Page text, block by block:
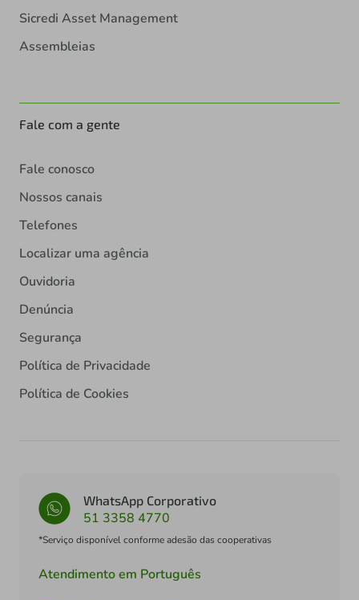
Sicredi Asset Management
Assembleias
Fale com a gente
Fale conosco
Nossos canais
Telefones
Localizar uma agência
Ouvidoria
Denúncia
Segurança
Política de Privacidade
Política de Cookies
WhatsApp Corporativo
51 3358 4770
*Serviço disponível conforme adesão das cooperativas
Atendimento em Português